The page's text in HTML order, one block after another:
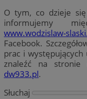
O tym, co dzieje
informujemy
www.wodzislaw-
Facebook.
prac i
znaleźć na stronie
dw933.pl.
Słuchaj